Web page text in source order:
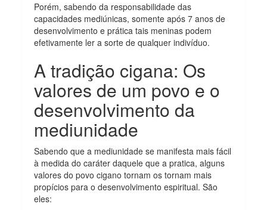
Porém, sabendo da responsabilidade das
capacidades mediúnicas, somente após 7 anos de
desenvolvimento e prática tais meninas podem
efetivamente ler a sorte de qualquer indivíduo.
A tradição cigana: Os
valores de um povo e o
desenvolvimento da
mediunidade
Sabendo que a mediunidade se manifesta mais fácil
à medida do caráter daquele que a pratica, alguns
valores do povo cigano tornam os tornam mais
propícios para o desenvolvimento espiritual. São
eles: